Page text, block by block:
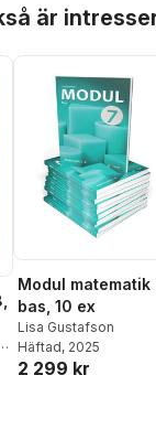
är
,
Modul matematik
bas, 10 ex
Lisa Gustafson
Häftad, 2025
2 299 kr